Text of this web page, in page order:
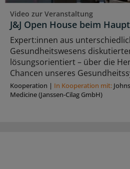
Video zur Veranstaltung
J&J Open House beim
Expert:innen aus
Gesundheitswesens
lösungsorientiert – über die
Chancen unseres
Kooperation | In Kooperation mit:
Medicine (Janssen-Cilag GmbH)